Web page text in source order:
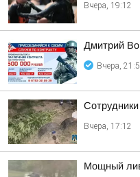
Вчера, 19:12
Дмитрий
Вчера,
Вчера, 17:12
Мощный